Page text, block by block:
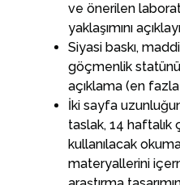
ve önerilen
yaklaşımını
Siyasi baskı,
göçmenlik
açıklama (en
İki sayfa
taslak, 14
kullanılacak
materyallerini